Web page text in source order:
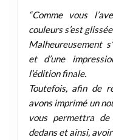
“Comme vous
couleurs s’est
Malheureusement
et d’une
l’édition finale.
Toutefois, afin de
avons imprimé un
vous permettra
dedans et ainsi,